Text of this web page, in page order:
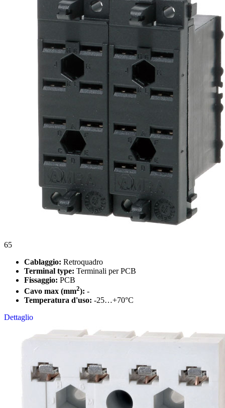
65
Cablaggio: Retroquadro
Terminal type: Terminali per PCB
Fissaggio: PCB
Cavo max (mm2): -
Temperatura d'uso: -25…+70°C
Dettaglio